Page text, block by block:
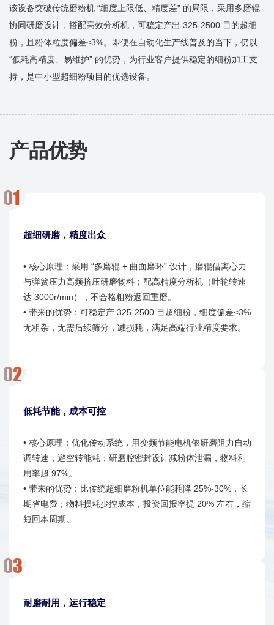
该设备突破传统磨粉机 “细度上限低、精度差” 的局限，采用多磨辊
协同研磨设计，搭配高效分析机，可稳定产出 325-2500 目的超细
粉，且粉体粒度偏差≤3%。即便在自动化生产线普及的当下，仍以
“低耗高精度、易维护” 的优势，为行业客户提供稳定的细粉加工支
持，是中小型超细粉项目的优选设备。
产品优势
超细研磨，精度出众
• 核心原理：采用 “多磨辊 + 曲面磨环” 设计，磨辊借离心力
与弹簧压力高频挤压研磨物料；配高精度分析机（叶轮转速
达 3000r/min），不合格粗粉返回重磨。
• 带来的优势：可稳定产 325-2500 目超细粉，细度偏差≤3%
无粗杂，无需后续筛分，减损耗，满足高端行业精度要求。
低耗节能，成本可控
• 核心原理：优化传动系统，用变频节能电机依研磨阻力自动
调转速，避空转能耗；研磨腔密封设计减粉体泄漏，物料利
用率超 97%。
• 带来的优势：比传统超细磨粉机单位能耗降 25%-30%，长
期省电费；物料损耗少控成本，投资回报率提 20% 左右，缩
短回本周期。
耐磨耐用，运行稳定